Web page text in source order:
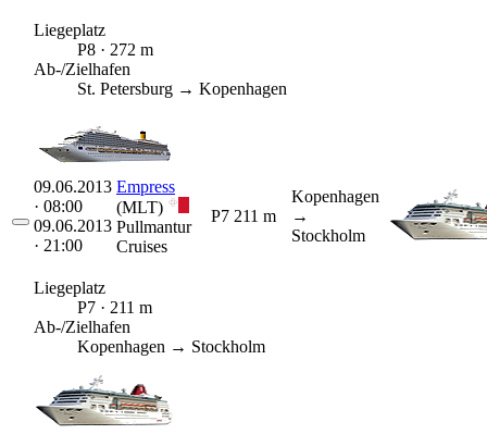
Liegeplatz
P8 · 272 m
Ab-/Zielhafen
St. Petersburg → Kopenhagen
09.06.2013
· 08:00
09.06.2013
· 21:00
Empress
(MLT)
Pullmantur
Cruises
P7 211 m
Kopenhagen
→
Stockholm
Liegeplatz
P7 · 211 m
Ab-/Zielhafen
Kopenhagen → Stockholm